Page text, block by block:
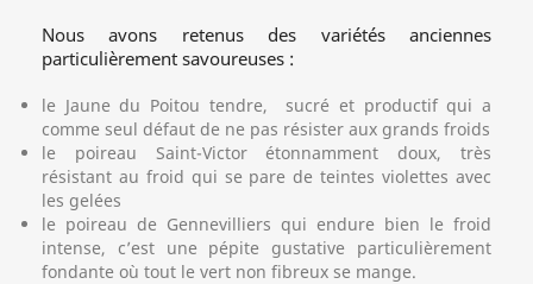
Nous avons retenus des variétés anciennes
particulièrement savoureuses :
le Jaune du Poitou tendre, sucré et productif qui a
comme seul défaut de ne pas résister aux grands froids
le poireau Saint-Victor étonnamment doux, très
résistant au froid qui se pare de teintes violettes avec
les gelées
le poireau de Gennevilliers qui endure bien le froid
intense, c’est une pépite gustative particulièrement
fondante où tout le vert non fibreux se mange.